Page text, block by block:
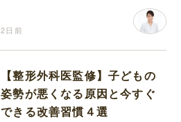
2日前
【整形外科医監修】子どもの
姿勢が悪くなる原因と今すぐ
できる改善習慣４選